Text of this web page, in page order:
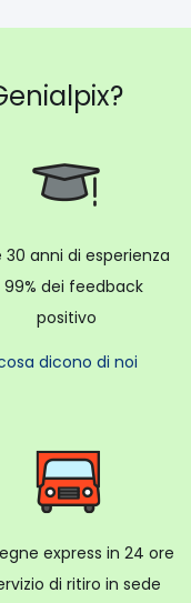
30 anni di esperienza
99% dei feedback
positivo
dicono di noi
express in 24 ore
di ritiro in sede